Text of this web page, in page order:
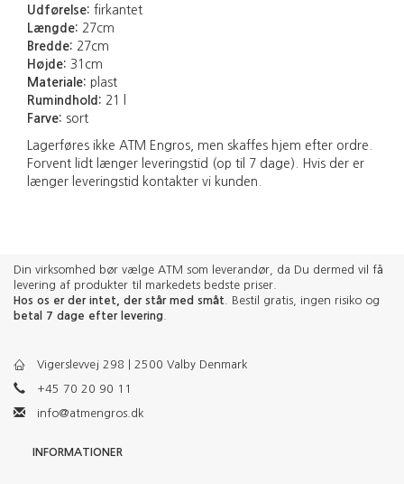
Udførelse: firkantet
Længde: 27cm
Bredde: 27cm
Højde: 31cm
Materiale: plast
Rumindhold: 21 l
Farve: sort
Lagerføres ikke ATM Engros, men skaffes hjem efter ordre.
Forvent lidt længer leveringstid (op til 7 dage). Hvis der er
længer leveringstid kontakter vi kunden.
Din virksomhed bør vælge ATM som leverandør, da Du dermed vil få
levering af produkter til markedets bedste priser.
Hos os er der intet, der står med småt . Bestil gratis, ingen risiko og
betal 7 dage efter levering
Vigerslevvej 298 | 2500 Valby Denmark
+45 70 20 90 11
info@atmengros.dk
INFORMATIONER